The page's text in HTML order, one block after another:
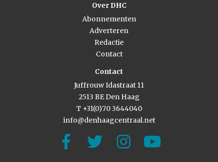
Over DHC
Abonnementen
Adverteren
Redactie
Contact
Contact
Juffrouw Idastraat 11
2513 BE Den Haag
T +31(0)70 3644040
info@denhaagcentraal.net